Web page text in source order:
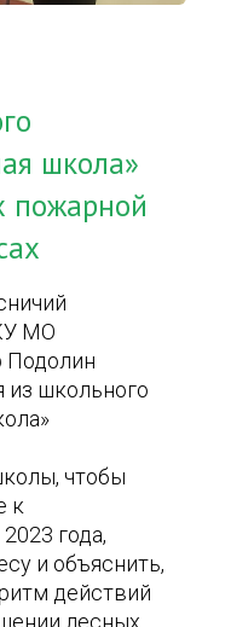
школа»
пожарной
МО
Подолин
из школьного
чтобы
к
года,
и объяснить,
действий
лесных